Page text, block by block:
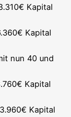
Kapi­tal
Kapi­tal
nun 40 und
Kapi­tal
Kapi­tal